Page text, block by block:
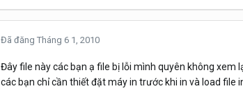
Đã đăng Tháng 6 1, 2010
Đây file này các bạn ạ file bị lỗi mình quyên không xem
các bạn chỉ cần thiết đặt máy in trước khi in và load file